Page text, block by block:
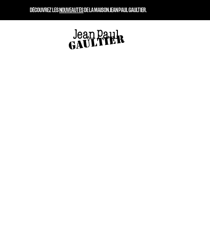
DÉCOUVREZ LESNOUVEAUTÉSDE LA MAISON JEAN PAUL GAULTIER.